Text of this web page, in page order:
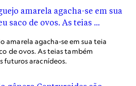
amarela agacha-se em sua teia
de ovos. As teias também
futuros aracnídeos.